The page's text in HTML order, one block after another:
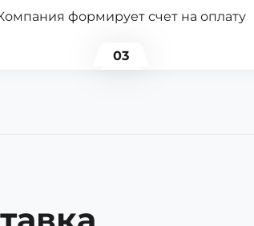
формирует счет на оплату
03